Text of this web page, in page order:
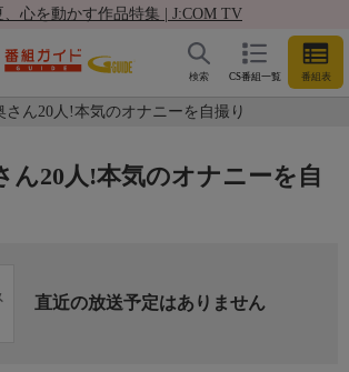
、心を動かす作品特集 | J:COM TV
CS番組一覧 番組表
検索
さん20人!本気のオナニーを自撮り
ん20人!本気のオナニーを自
直近の放送予定はありません